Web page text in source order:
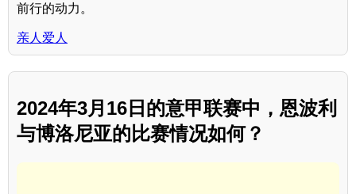
前行的动力。
亲人爱人
2024年3月16日的意甲联赛中，恩波利
与博洛尼亚的比赛情况如何？